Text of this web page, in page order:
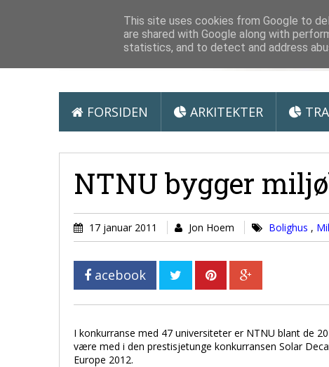
Arkitektur
FORSIDEN ARKITEKTER
NTNU bygger
17 januar 2011 Jon Hoem Bolighus ,
acebook
I konkurranse med 47 universiteter er NTNU blant de
være med i den prestisjetunge konkurransen Solar
Europe 2012.
This site uses cookies from Google to
are shared with Google along with
statistics, and to detect and address